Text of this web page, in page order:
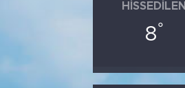
HISSEDILEN
8°